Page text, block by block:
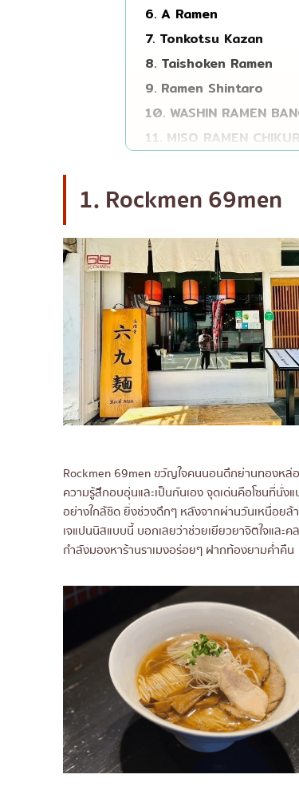
อาหารชุด/
เบนโตะ/บ
6. A Ramen
7. Tonkotsu Kazan
8. Taishoken Ramen
9. Ramen Shintaro
10. WASHIN RAMEN
11. MISO RAMEN
13. Tsukemen GO GO
14. Bankara Ramen
15. Hachicken Ramen
1. Rockmen 69men
Rockmen 69men ขวัญใจคนนอนดึกย่านทองห
ความรู้สึกอบอุ่นและเป็นกันเอง จุดเด่นคือโซนที่นั่งแ
อย่างใกล้ชิด ยิ่งช่วงดึกๆ หลังจากผ่านวันเหนื่อยล้
เจแปนนิสแบบนี้ บอกเลยว่าช่วยเยียวยาจิตใจและ
กำลังมองหาร้านราเมงอร่อยๆ ฝากท้องยามค่ำคืน